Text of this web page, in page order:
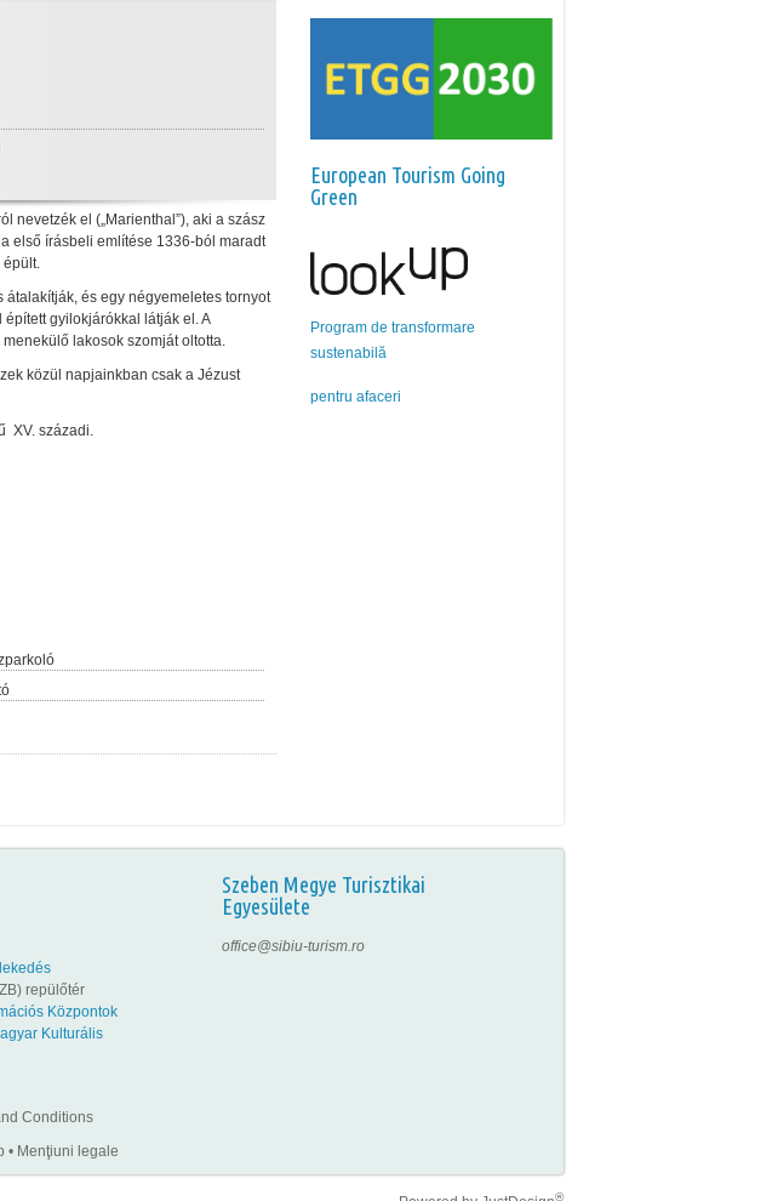
nevetzék el („Marienthal”), aki a szász
első írásbeli említése 1336-ból maradt
épült.
átalakítják, és egy négyemeletes tornyot
gyilokjárókkal látják el. A
lakosok szomját oltotta.
közül napjainkban csak a Jézust
XV. századi.
European Tourism Going
Green
Program de transformare
sustenabilă
pentru afaceri
Szeben Megye Turisztikai
Egyesülete
repülőtér
Központok
Kulturális
office@sibiu-turism.ro
Conditions
• Menţiuni legale
®